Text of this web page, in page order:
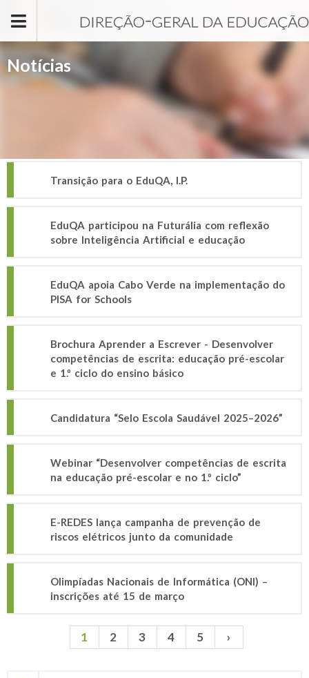
Notícias
Transição para o EduQA, I.P.
EduQA participou na Futurália com reflexão
sobre Inteligência Artificial e educação
EduQA apoia Cabo Verde na implementação do
PISA for Schools
Brochura Aprender a Escrever - Desenvolver
competências de escrita: educação pré-escolar
e 1.º ciclo do ensino básico
Candidatura “Selo Escola Saudável 2025–2026”
Webinar “Desenvolver competências de escrita
na educação pré-escolar e no 1.º ciclo”
E-REDES lança campanha de prevenção de
riscos elétricos junto da comunidade
Olimpíadas Nacionais de Informática (ONI) –
inscrições até 15 de março
1 2 3 4 5 ›